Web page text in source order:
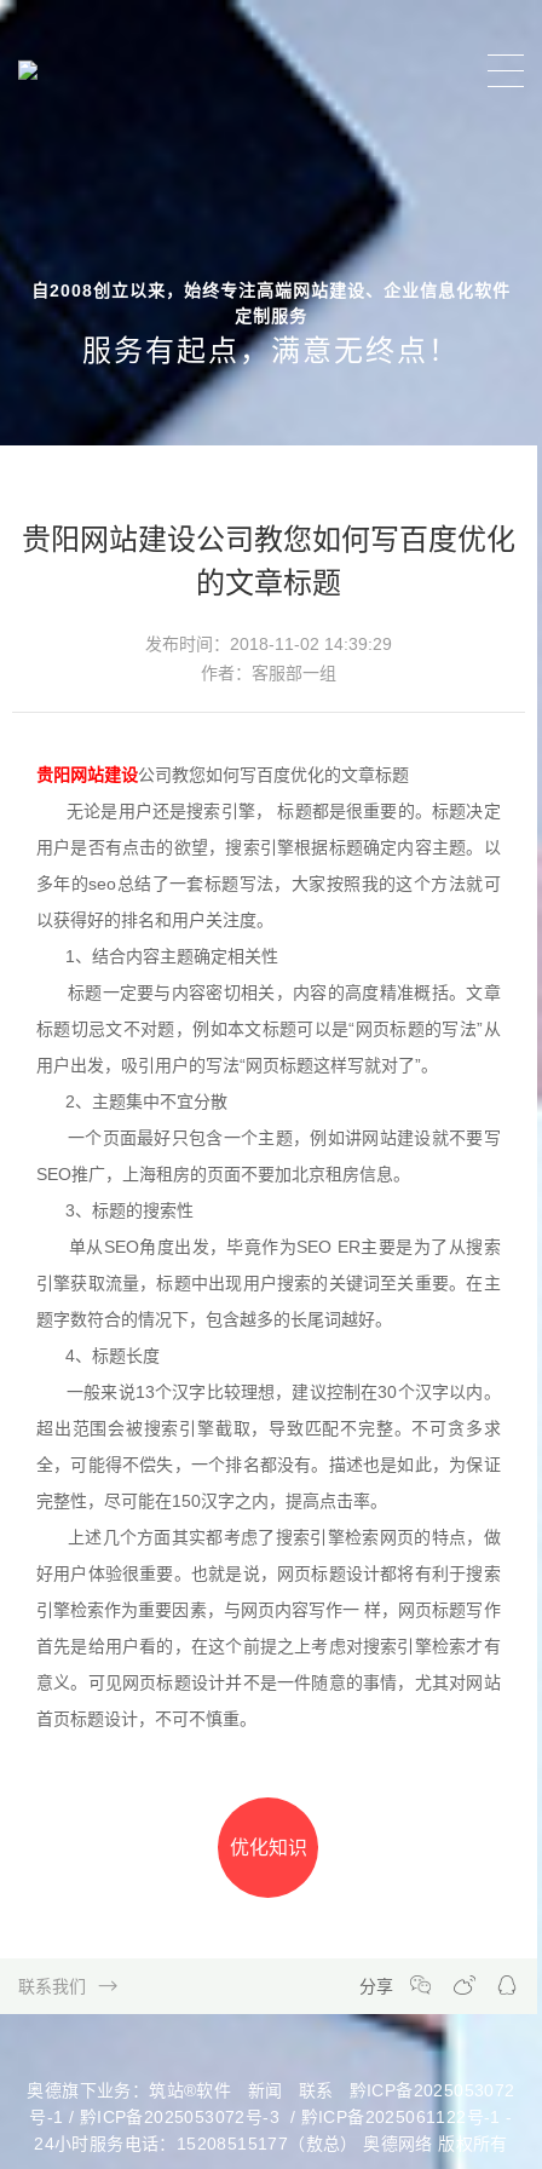
自2008创立以来，始终专注高端网站建设、企业信息化软件
定制服务
服务有起点，满意无终点！
贵阳网站建设公司教您如何写百度优化
的文章标题
发布时间：2018-11-02 14:39:29
作者：客服部一组
贵阳 网站建设公司教您如何写百度优化的文章标题
无论是用户还是搜索引擎， 标题都是很重要的。标题决定
用户是否有点击的欲望，搜索引擎根据标题确定内容主题。以
多年的seo总结了一套标题写法，大家按照我的这个方法就可
以获得好的排名和用户关注度。
1、结合内容主题确定相关性
标题一定要与内容密切相关，内容的高度精准概括。文章
标题切忌文不对题，例如本文标题可以是“网页标题的写法”从
用户出发，吸引用户的写法“网页标题这样写就对了”。
2、主题集中不宜分散
一个页面最好只包含一个主题，例如讲网站建设就不要写
SEO推广，上海租房的页面不要加北京租房信息。
3、标题的搜索性
单从SEO角度出发，毕竟作为SEO ER主要是为了从搜索
引擎获取流量，标题中出现用户搜索的关键词至关重要。在主
题字数符合的情况下，包含越多的长尾词越好。
4、标题长度
一般来说13个汉字比较理想，建议控制在30个汉字以内。
超出范围会被搜索引擎截取，导致匹配不完整。不可贪多求
全，可能得不偿失，一个排名都没有。描述也是如此，为保证
完整性，尽可能在150汉字之内，提高点击率。
上述几个方面其实都考虑了搜索引擎检索网页的特点，做
好用户体验很重要。也就是说，网页标题设计都将有利于搜索
引擎检索作为重要因素，与网页内容写作一 样，网页标题写作
首先是给用户看的，在这个前提之上考虑对搜索引擎检索才有
意义。可见网页标题设计并不是一件随意的事情，尤其对网站
首页标题设计，不可不慎重。
优化知识
联系我们 分享
奥德旗下业务： 筑站®软件 新闻 联系
黔ICP备2025053072
号-1 / 黔ICP备2025053072号-3 / 黔ICP备2025061122号-1 -
24小时服务电话：15208515177（敖总） 奥德网络 版权所有